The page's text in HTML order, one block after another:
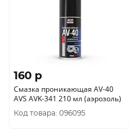
160 p
Смазка проникающая AV-40
AVS AVK-341 210 мл (аэрозоль)
Код товара: 096095